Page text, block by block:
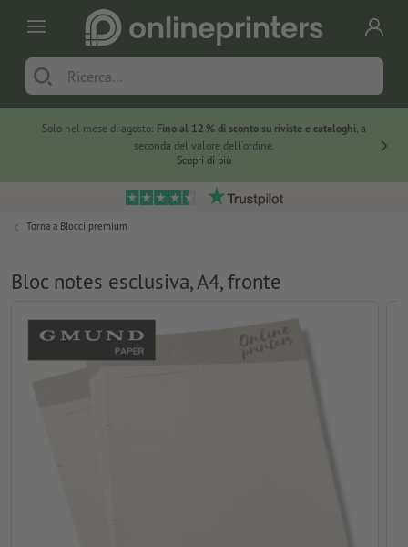
Solo nel mese di agosto: Fino al 12 % di sconto su riviste e cataloghi, a
seconda del valore dell'ordine.
Scopri di più
Torna a Blocci premium
Bloc notes esclusiva, A4, fronte